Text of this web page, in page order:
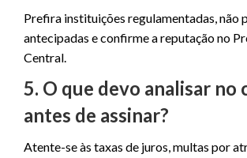
Prefira instituições regulamentadas, não
antecipadas e confirme a reputação no
Central.
5. O que devo analisar
antes de assinar?
Atente-se às taxas de juros, multas por